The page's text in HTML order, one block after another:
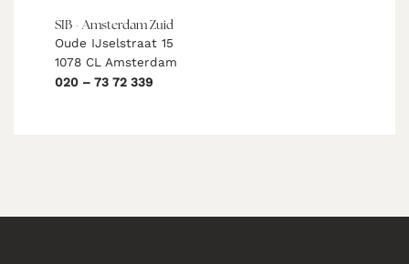
SIB - Amsterdam Zuid
Oude IJselstraat 15
1078 CL Amsterdam
020 – 73 72 339